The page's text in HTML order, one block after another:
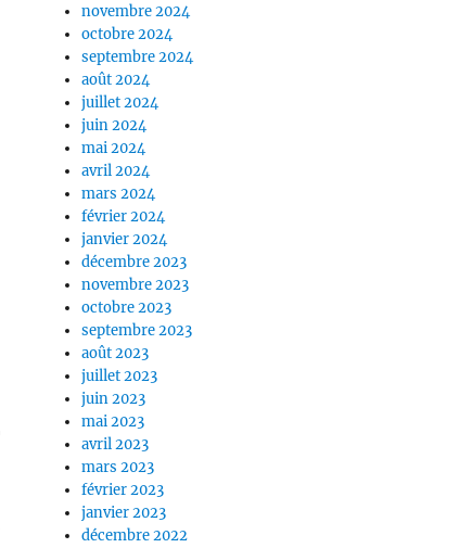
novembre 2024
octobre 2024
septembre 2024
août 2024
juillet 2024
juin 2024
mai 2024
avril 2024
mars 2024
février 2024
janvier 2024
décembre 2023
novembre 2023
octobre 2023
septembre 2023
août 2023
juillet 2023
juin 2023
mai 2023
avril 2023
mars 2023
février 2023
janvier 2023
décembre 2022